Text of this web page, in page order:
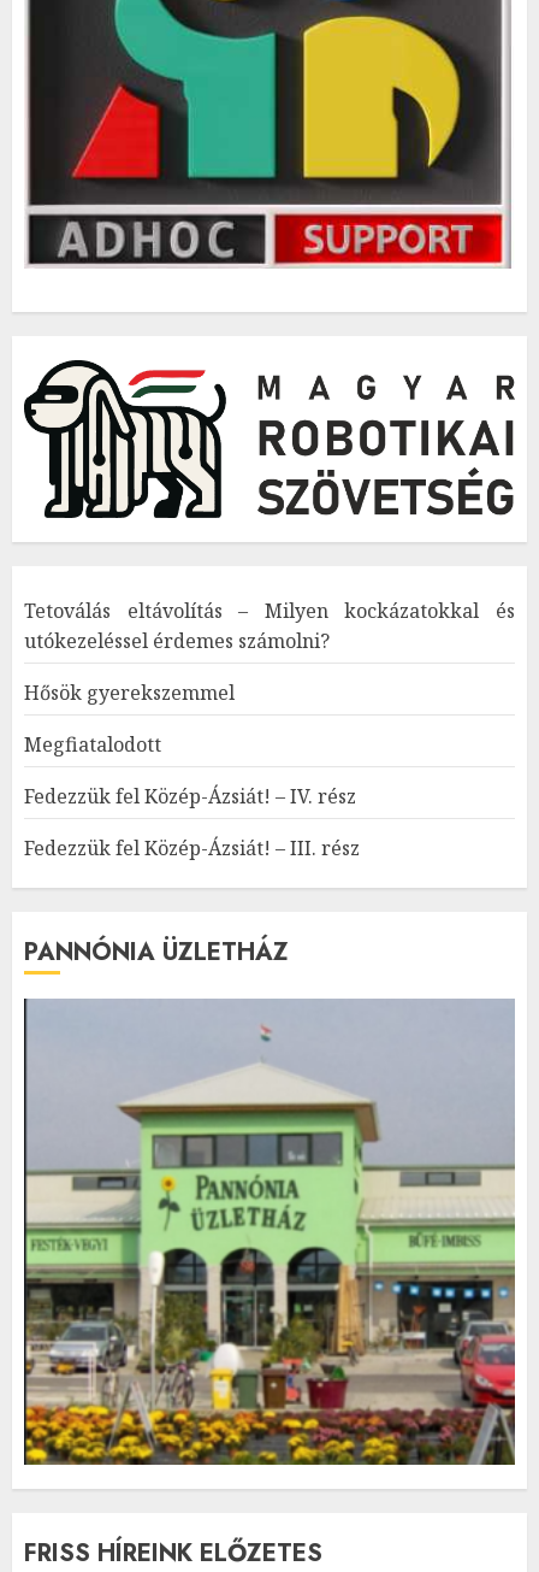
Tetoválás eltávolítás – Milyen kockázatokkal és
utókezeléssel érdemes számolni?
Hősök gyerekszemmel
Megfiatalodott
Fedezzük fel Közép-Ázsiát! – IV. rész
Fedezzük fel Közép-Ázsiát! – III. rész
PANNÓNIA ÜZLETHÁZ
FRISS HÍREINK ELŐZETES